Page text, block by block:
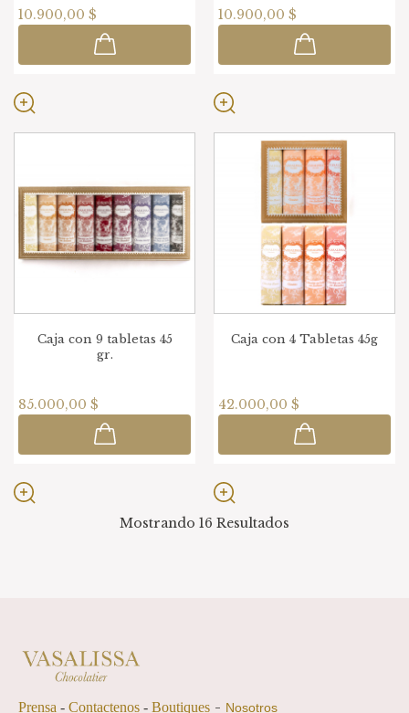
10.900,00 $ 10.900,00 $
Caja con 9 tabletas 45
gr.
85.000,00 $
Caja con 4 Tabletas 45g
42.000,00 $
Mostrando 16 Resultados
Prensa - Contactenos - Boutiques - Nosotros